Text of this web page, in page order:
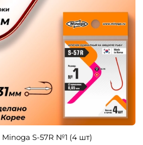
S-57R №1 (4 шт)